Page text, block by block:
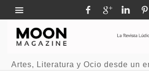
Artes, Literatura y Ocio desde un